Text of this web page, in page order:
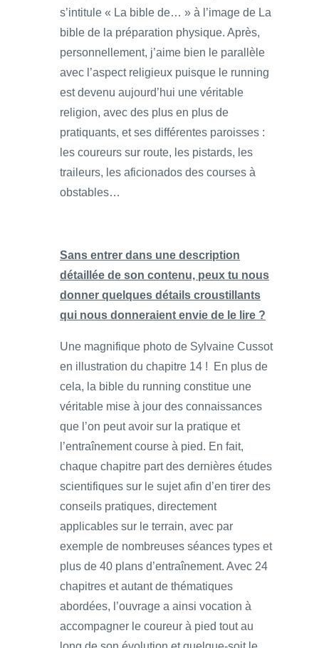
s’intitule « La bible de… » à l’image de La
bible de la préparation physique. Après,
personnellement, j’aime bien le parallèle
avec l’aspect religieux puisque le running
est devenu aujourd’hui une véritable
religion, avec des plus en plus de
pratiquants, et ses différentes paroisses :
les coureurs sur route, les pistards, les
traileurs, les aficionados des courses à
obstables…
Sans entrer dans une description
détaillée de son contenu, peux tu nous
donner quelques détails croustillants
qui nous donneraient envie de le lire ?
Une magnifique photo de Sylvaine Cussot
en illustration du chapitre 14 ! En plus de
cela, la bible du running constitue une
véritable mise à jour des connaissances
que l’on peut avoir sur la pratique et
l’entraînement course à pied. En fait,
chaque chapitre part des dernières études
scientifiques sur le sujet afin d’en tirer des
conseils pratiques, directement
applicables sur le terrain, avec par
exemple de nombreuses séances types et
plus de 40 plans d’entraînement. Avec 24
chapitres et autant de thématiques
abordées, l’ouvrage a ainsi vocation à
accompagner le coureur à pied tout au